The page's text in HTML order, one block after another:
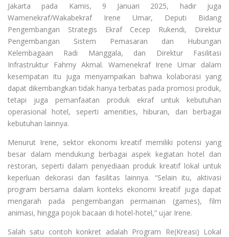
Jakarta pada Kamis, 9 Januari 2025, hadir juga
Wamenekraf/Wakabekraf Irene Umar, Deputi Bidang
Pengembangan Strategis Ekraf Cecep Rukendi, Direktur
Pengembangan Sistem Pemasaran dan Hubungan
Kelembagaan Radi Manggala, dan Direktur Fasilitasi
Infrastruktur Fahmy Akmal. Wamenekraf Irene Umar dalam
kesempatan itu juga menyampaikan bahwa kolaborasi yang
dapat dikembangkan tidak hanya terbatas pada promosi produk,
tetapi juga pemanfaatan produk ekraf untuk kebutuhan
operasional hotel, seperti amenities, hiburan, dan berbagai
kebutuhan lainnya.
Menurut Irene, sektor ekonomi kreatif memiliki potensi yang
besar dalam mendukung berbagai aspek kegiatan hotel dan
restoran, seperti dalam penyediaan produk kreatif lokal untuk
keperluan dekorasi dan fasilitas lainnya. “Selain itu, aktivasi
program bersama dalam konteks ekonomi kreatif juga dapat
mengarah pada pengembangan permainan (games), film
animasi, hingga pojok bacaan di hotel-hotel,” ujar Irene.
Salah satu contoh konkret adalah Program Re(Kreasi) Lokal